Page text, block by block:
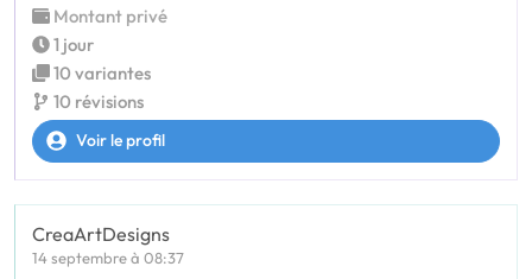
Montant privé
1 jour
10 variantes
10 révisions
Voir le profil
CreaArtDesigns
14 septembre à 08:37